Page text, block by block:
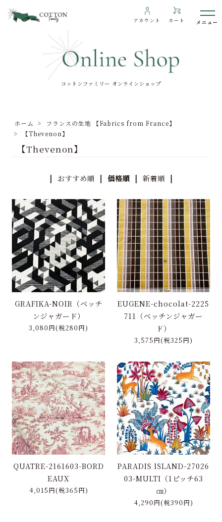
アカウント カート
わたしたちについて
ご利用ガイド
プライバシーポリシー
特定商取引に基づく表記
お問い合わせ
コットンファミリー オンラインショップ
ホーム >
フランスの生地 【Fabrics from France】
>
【Thevenon】
【Thevenon】
| おすすめ順 | 価格順 | 新着順 |
GRAFIKA-NOIR（ベッチ
ンジャガード）
3,080円(税280円)
EUGENE-chocolat-2225
711（ベッチンジャガー
ド）
3,575円(税325円)
QUATRE-2161603-BORD
EAUX
4,015円(税365円)
PARADIS ISLAND-27026
03-MULTI（1ピッチ63
㎝）
4,290円(税390円)